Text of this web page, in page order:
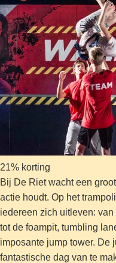
21% korting
Bij De Riet wacht een
actie houdt. Op het
iedereen zich uitleven:
tot de foampit, tumbling
imposante jump tower. De
fantastische dag van te